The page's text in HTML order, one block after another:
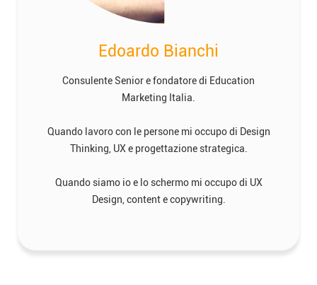
Edoardo Bianchi
Consulente Senior e fondatore di Education
Marketing Italia.
Quando lavoro con le persone mi occupo di Design
Thinking, UX e progettazione strategica.
Quando siamo io e lo schermo mi occupo di UX
Design, content e copywriting.